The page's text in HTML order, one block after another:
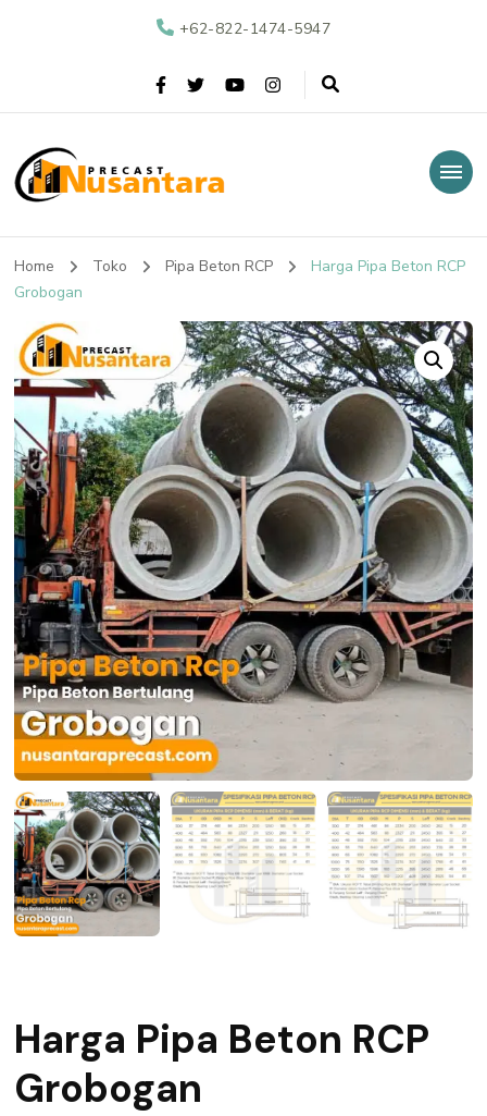
+62-822-1474-5947
Nusantara Precast
Home Toko Pipa Beton RCP
Harga Pipa Beton RCP
Grobogan
Harga Pipa Beton RCP
Grobogan